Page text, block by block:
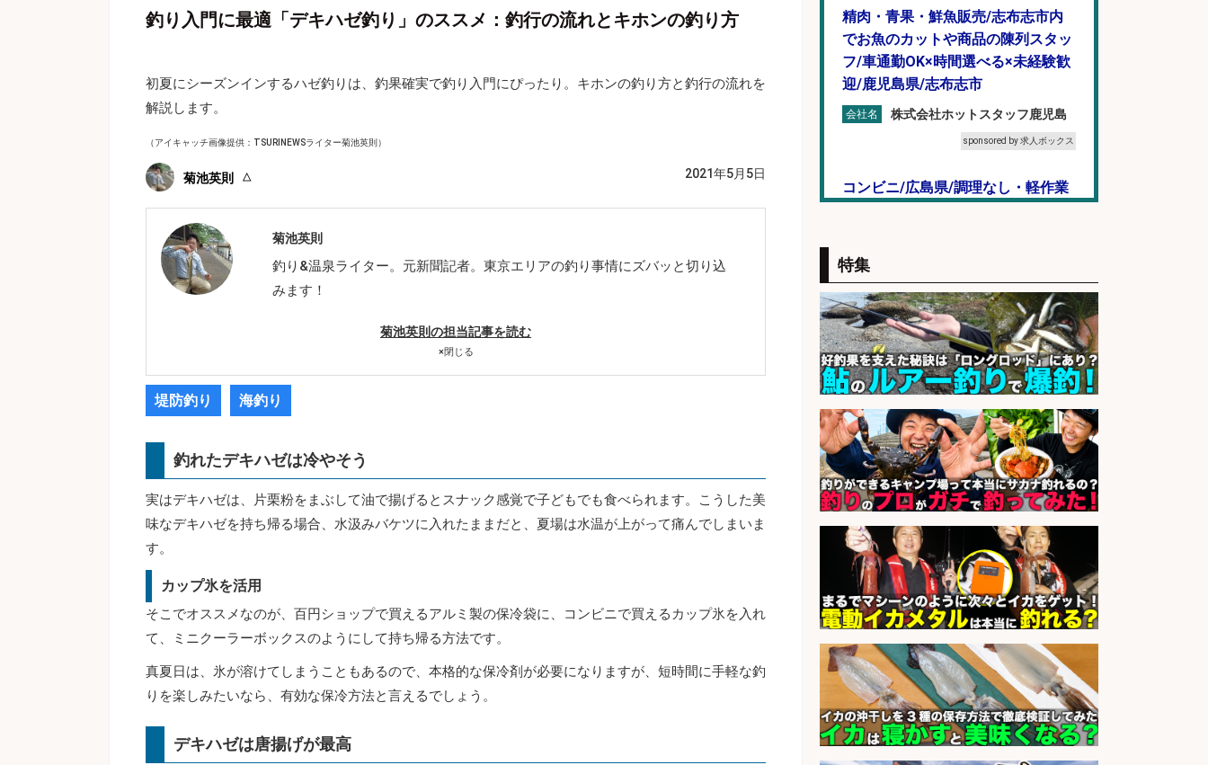
釣り入門に最適「デキハゼ釣り」のススメ：釣行の流れとキホンの釣り方
初夏にシーズンインするハゼ釣りは、釣果確実で釣り入門にぴったり。キホンの釣り方と釣行の流れを
解説します。
（アイキャッチ画像提供：TSURINEWSライター菊池英則）
菊池英則 2021年5月5日
菊池英則
釣り&温泉ライター。元新聞記者。東京エリアの釣り事情にズバッと切り込
みます！
菊池英則の担当記事を読む
×閉じる
堤防釣り 海釣り
釣れたデキハゼは冷やそう
実はデキハゼは、片栗粉をまぶして油で揚げるとスナック感覚で子どもでも食べられます。こうした美
味なデキハゼを持ち帰る場合、水汲みバケツに入れたままだと、夏場は水温が上がって痛んでしまいま
す。
カップ氷を活用
そこでオススメなのが、百円ショップで買えるアルミ製の保冷袋に、コンビニで買えるカップ氷を入れ
て、ミニクーラーボックスのようにして持ち帰る方法です。
真夏日は、氷が溶けてしまうこともあるので、本格的な保冷剤が必要になりますが、短時間に手軽な釣
りを楽しみたいなら、有効な保冷方法と言えるでしょう。
デキハゼは唐揚げが最高
精肉・青果・鮮魚販売/志布志市内
でお魚のカットや商品の陳列スタッ
フ/車通勤OK×時間選べる×未経験歓
迎/鹿児島県/志布志市
会社名 株式会社ホットスタッフ鹿児島
sponsored by 求人ボックス
コンビニ/広島県/調理なし・軽作業
きる
会社名 株式会社ホットスタッフ五日市
sponsored by 求人ボックス
釣り好き必見「釣具の設計開
発」/DAIWA公認製品/年休117日
会社名
株式会社スポーツライフプラネ
ッツ
sponsored by 求人ボックス
EC事業責任者候補/飲食業界向け
SaaS企業「魚ぽち」/東証グロース
市場上場
会社名 株式会社フーディソン
sponsored by 求人ボックス
レジ打ち/日払いOK/おさかなの三枚
おろし/新潟県/小千谷市
会社名 株式会社G&G
sponsored by 求人ボックス
特集